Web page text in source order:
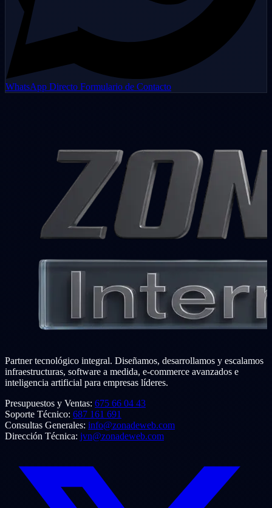
WhatsApp Directo Formulario de Contacto
Partner tecnológico integral. Diseñamos, desarrollamos y escalamos
infraestructuras, software a medida, e-commerce avanzados e
inteligencia artificial para empresas líderes.
Presupuestos y Ventas: 675 66 04 43
Soporte Técnico: 687 161 691
Consultas Generales: info@zonadeweb.com
Dirección Técnica: jvn@zonadeweb.com